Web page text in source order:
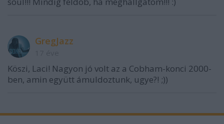
GregJazz
Köszi, Laci! Nagyon jó volt az a Cobham-konci 2000-
ben, amin együtt ámuldoztunk, ugye?! ;))